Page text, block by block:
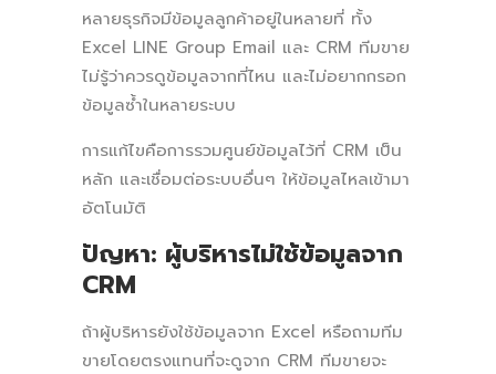
หลายธุรกิจมีข้อมูลลูกค้าอยู่ในหลายที่ ทั้ง
Excel LINE Group Email และ CRM ทีมขาย
ไม่รู้ว่าควรดูข้อมูลจากที่ไหน และไม่อยากกรอก
ข้อมูลซ้ำในหลายระบบ
การแก้ไขคือการรวมศูนย์ข้อมูลไว้ที่ CRM เป็น
หลัก และเชื่อมต่อระบบอื่นๆ ให้ข้อมูลไหลเข้ามา
อัตโนมัติ
ปัญหา: ผู้บริหารไม่ใช้ข้อมูลจาก
CRM
ถ้าผู้บริหารยังใช้ข้อมูลจาก Excel หรือถามทีม
ขายโดยตรงแทนที่จะดูจาก CRM ทีมขายจะ